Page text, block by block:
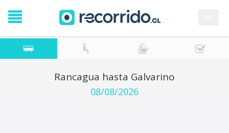
Rancagua hasta Galvarino
08/08/2026